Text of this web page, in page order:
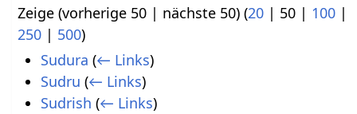
Zeige (vorherige 50 | nächste 50) (20 | 50 | 100 |
250 | 500)
Sudura (← Links)
Sudru (← Links)
Sudrish (← Links)